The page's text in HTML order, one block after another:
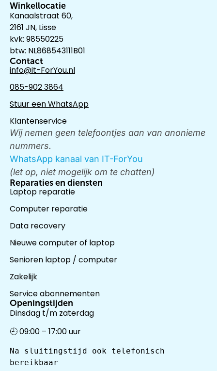
Winkellocatie
Kanaalstraat 60,
2161 JN, Lisse
kvk: 98550225
btw: NL868543111B01
Contact
info@it-ForYou.nl
085-902 3864
Stuur een WhatsApp
Klantenservice
Wij nemen geen telefoontjes aan van anonieme
nummers.
WhatsApp kanaal van IT-ForYou
(let op, niet mogelijk om te chatten)
Reparaties en diensten
Laptop reparatie
Computer reparatie
Data recovery
Nieuwe computer of laptop
Senioren laptop / computer
Zakelijk
Service abonnementen
Openingstijden
Dinsdag t/m zaterdag
🕘 09:00 – 17:00 uur
Na sluitingstijd ook telefonisch
bereikbaar